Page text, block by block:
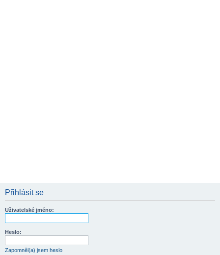
Přihlásit se
Uživatelské jméno:
Heslo:
Zapomněl(a) jsem heslo